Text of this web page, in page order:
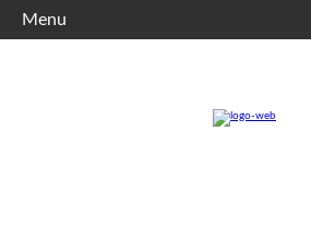
Menu